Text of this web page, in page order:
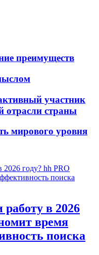
преимуществ
участник
отрасли страны
мирового уровня
в 2026
время
поиска